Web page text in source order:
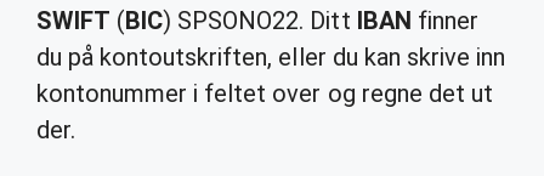
SWIFT (BIC) SPSONO22. Ditt IBAN finner
du på kontoutskriften, eller du kan skrive inn
kontonummer i feltet over og regne det ut
der.